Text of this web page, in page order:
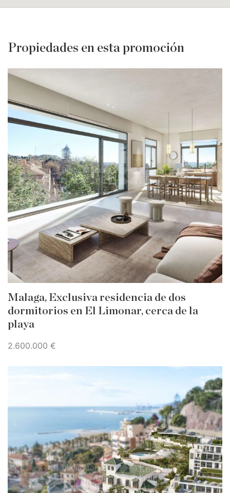
Propiedades en esta promoción
Malaga, Exclusiva residencia de dos
dormitorios en El Limonar, cerca de la
playa
2.600.000 €